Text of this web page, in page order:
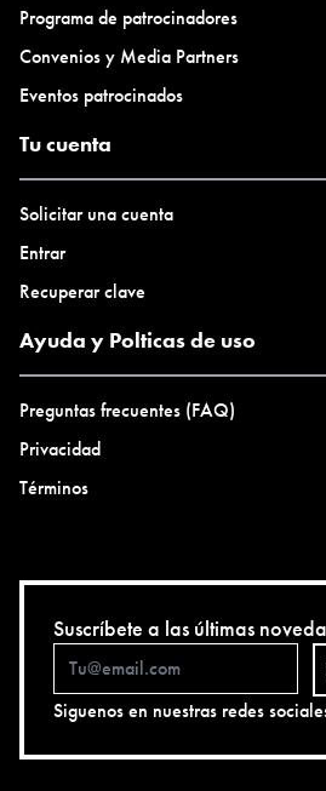
Programa de patrocinadores
Convenios y Media Partners
Eventos patrocinados
Tu cuenta
Solicitar una cuenta
Entrar
Recuperar clave
Ayuda y Polticas de uso
Preguntas frecuentes (FAQ)
Privacidad
Términos
Suscríbete a las últimas
Siguenos en nuestras redes